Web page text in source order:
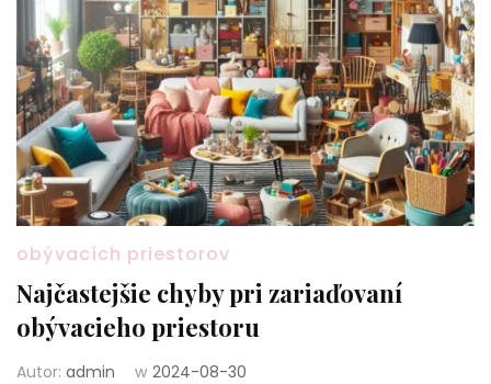
obývacích priestorov
Najčastejšie chyby pri zariaďovaní
obývacieho priestoru
Autor: admin w 2024-08-30